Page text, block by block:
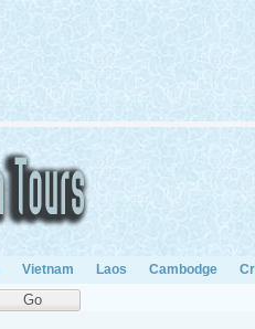
Vietnam Laos Cambodge